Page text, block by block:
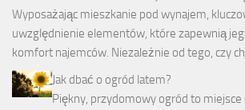
Wyposażając mieszkanie pod wynajem,
uwzględnienie elementów, które zapewnią
komfort najemców. Niezależnie od tego, czy
Jak dbać o ogród latem?
Piękny, przydomowy ogród to miejsce